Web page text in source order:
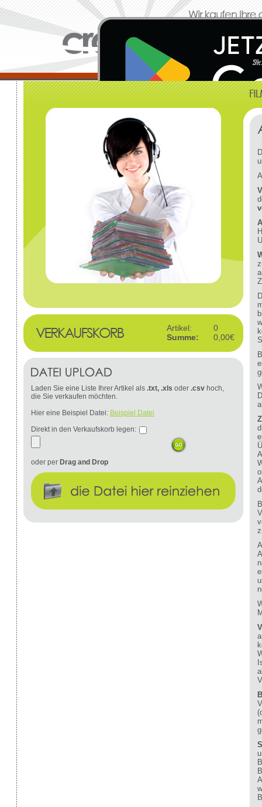
Artikel:
0
Summe:
0,00€
Laden Sie eine Liste Ihrer Artikel als .txt, .xls oder .csv hoch,
die Sie verkaufen möchten.
Hier eine Beispiel Datei: Beispiel Datei
Direkt in den Verkaufskorb legen:
oder per Drag and Drop